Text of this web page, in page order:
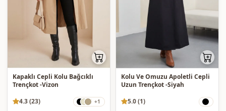
Kapaklı Cepli Kolu Bağcıklı
Trençkot -Vizon
4.3 (23)
+1
Kolu Ve Omuzu Apoletli Cepli
Uzun Trençkot -Siyah
5.0 (1)